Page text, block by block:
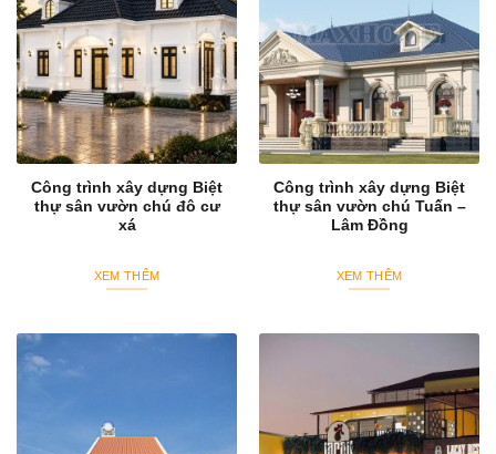
Công trình xây dựng Biệt
thự sân vườn chú đô cư
xá
XEM THÊM
Công trình xây dựng Biệt
thự sân vườn chú Tuấn –
Lâm Đồng
XEM THÊM